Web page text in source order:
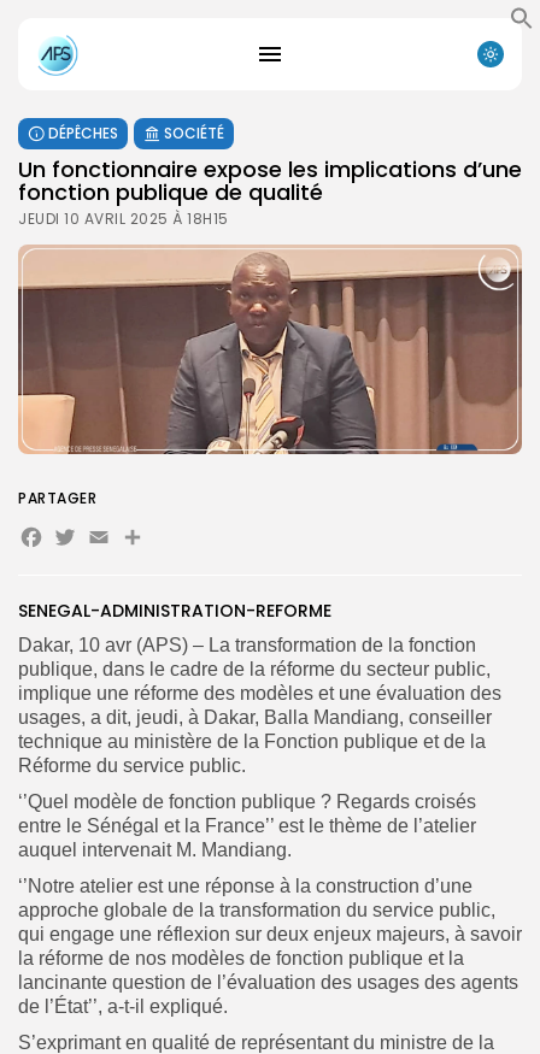
DÉPÊCHES SOCIÉTÉ
Un fonctionnaire expose les implications d’une
fonction publique de qualité
JEUDI 10 AVRIL 2025 À 18H15
SENEGAL-ADMINISTRATION-REFORME
Dakar, 10 avr (APS) – La transformation de la fonction
publique, dans le cadre de la réforme du secteur public,
implique une réforme des modèles et une évaluation des
usages, a dit, jeudi, à Dakar, Balla Mandiang, conseiller
technique au ministère de la Fonction publique et de la
Réforme du service public.
‘’Quel modèle de fonction publique ? Regards croisés
entre le Sénégal et la France’’ est le thème de l’atelier
auquel intervenait M. Mandiang.
‘’Notre atelier est une réponse à la construction d’une
approche globale de la transformation du service public,
qui engage une réflexion sur deux enjeux majeurs, à savoir
la réforme de nos modèles de fonction publique et la
lancinante question de l’évaluation des usages des agents
de l’État’’, a-t-il expliqué.
S’exprimant en qualité de représentant du ministre de la
PARTAGER
Facebook
Twitter
EmailPartager